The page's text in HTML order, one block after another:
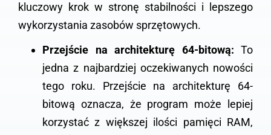
kluczowy krok w stronę stabilności i lepszego
wykorzystania zasobów sprzętowych.
Przejście na architekturę 64-bitową: To
jedna z najbardziej oczekiwanych nowości
tego roku. Przejście na architekturę 64-
bitową oznacza, że program może lepiej
korzystać z większej ilości pamięci RAM,